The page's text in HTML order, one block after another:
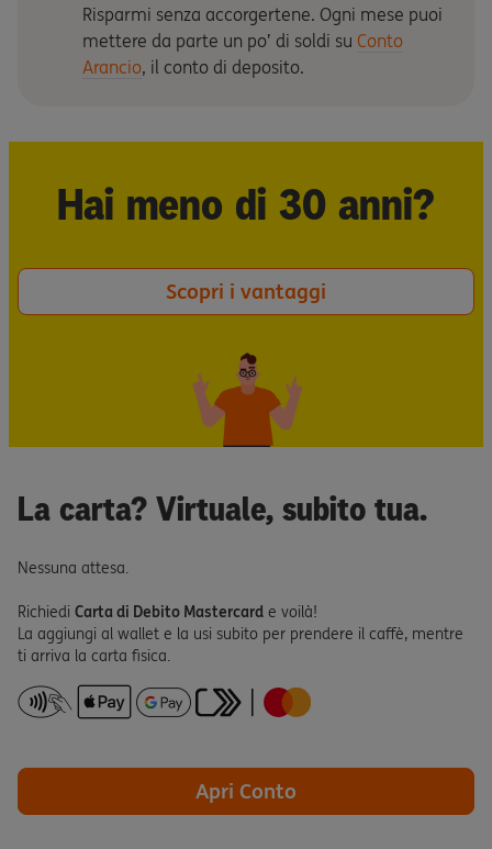
Risparmi senza accorgertene. Ogni mese puoi
mettere da parte un po’ di soldi su Conto
Arancio, il conto di deposito.
Hai meno di 30 anni?
Scopri i vantaggi
La carta? Virtuale, subito tua.
Nessuna attesa.
Richiedi Carta di Debito Mastercard e voilà!
La aggiungi al wallet e la usi subito per prendere il caffè, mentre
ti arriva la carta fisica.
Apri Conto